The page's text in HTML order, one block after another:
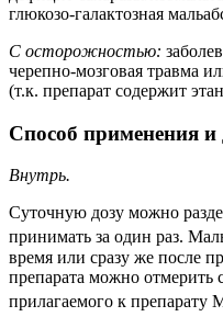
глюкозо-галактозная
С осторожностью:
черепно-мозговая травма
(т.к. препарат содержит
Способ применения и
Внутрь.
Суточную дозу можно
принимать за один раз.
время или сразу же после
препарата можно отмерить
прилагаемого к препарату